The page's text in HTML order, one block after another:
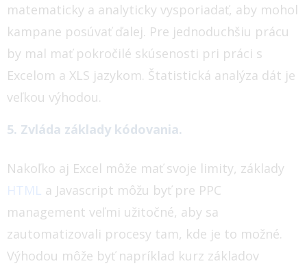
matematicky a analyticky vysporiadať, aby mohol
kampane posúvať ďalej. Pre jednoduchšiu prácu
by mal mať pokročilé skúsenosti pri práci s
Excelom a XLS jazykom. Štatistická analýza dát je
veľkou výhodou.
5. Zvláda základy kódovania.
Nakoľko aj Excel môže mať svoje limity, základy
HTML a Javascript môžu byť pre PPC
management veľmi užitočné, aby sa
zautomatizovali procesy tam, kde je to možné.
Výhodou môže byť napríklad kurz základov